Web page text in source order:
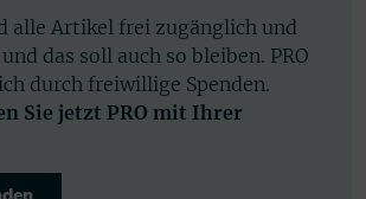
alle Artikel frei zugänglich und
das soll auch so bleiben. PRO
durch freiwillige Spenden.
Sie jetzt PRO mit Ihrer